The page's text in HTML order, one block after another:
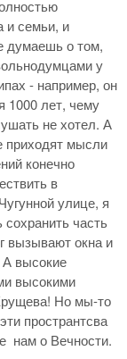
и семьи, и
думаешь о том,
у
- например, он
1000 лет, чему
не хотел. А
приходят мысли
конечно
в
улице, я
часть
вызывают окна и
А высокие
высокими
Но мы-то
пространтсва
нам о Вечности.